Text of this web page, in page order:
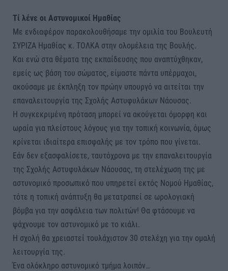
Τί λένε οι Αστυνομικοί Ημαθίας
Με ενδιαφέρον παρακολουθήσαμε την ομιλία του Βουλευτή
ΣΥΡΙΖΑ Ημαθίας κ. ΤΟΛΚΑ στην ολομέλεια της Βουλής.
Και ενώ στα θέματα της εκπαίδευσης που αναπτύχθηκαν,
εμείς ως βάση του σώματος, είμαστε πάντα υπέρμαχοι,
ακούσαμε με έκπληξη τον πρώην υπουργό να αιτείται την
επαναλειτουργία της Σχολής Αστυφυλάκων Νάουσας.
Η συγκεκριμένη πρόταση μπορεί να ακούγεται όμορφη και
ωραία για πλείστους λόγους για την τοπική κοινωνία, όμως
κρίνεται ιδιαίτερα επισφαλής με τον τρόπο που γίνεται.
Εάν δεν εξασφαλίσετε, ταυτόχρονα με την επαναλειτουργία
της Σχολής Αστυφυλάκων Νάουσας, τη στελέχωση της με
αστυνομικό προσωπικό που υπηρετεί εκτός Νομού Ημαθίας,
τότε η τοπική ανάπτυξη θα μετατραπεί σε ωρολογιακή
βόμβα για την ασφάλεια των πολιτών! Θα φτάσουμε να
ψάχνουμε τον αστυνομικό με το κιάλι.
Η σχολή θα χρειαστεί τουλάχιστον 30 στελέχη για την ομαλή
λειτουργία της.
Ένα ολόκληρο αστυνομικό τμήμα λοιπόν…